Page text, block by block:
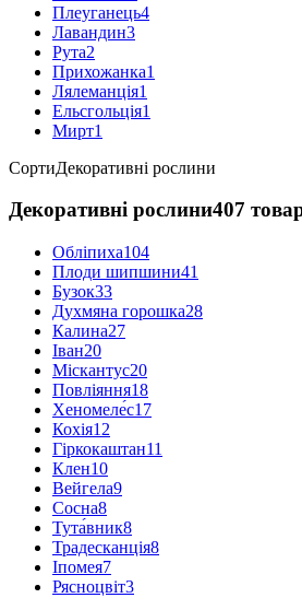
Плеуганець4
Лавандин3
Рута2
Прихожанка1
Лялеманція1
Ельсгольція1
Мирт1
СортиДекоративні рослини
Декоративні рослини407
Обліпиха104
Плоди шипшини41
Бузок33
Духмяна горошка28
Калина27
Іван20
Міскантус20
Повліяння18
Хеномеле́с17
Кохія12
Гіркокаштан11
Клен10
Вейгела9
Сосна8
Тута́вник8
Традесканція8
Іпомея7
Рясноцвіт3